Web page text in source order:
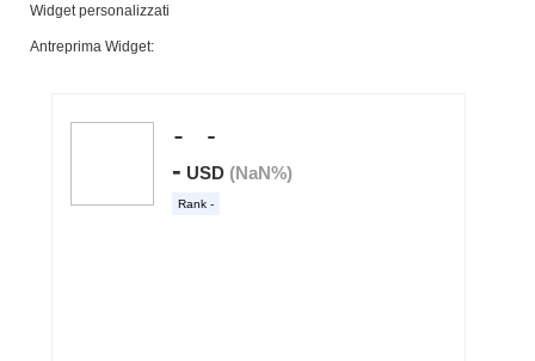
Widget personalizzati
Antreprima Widget: